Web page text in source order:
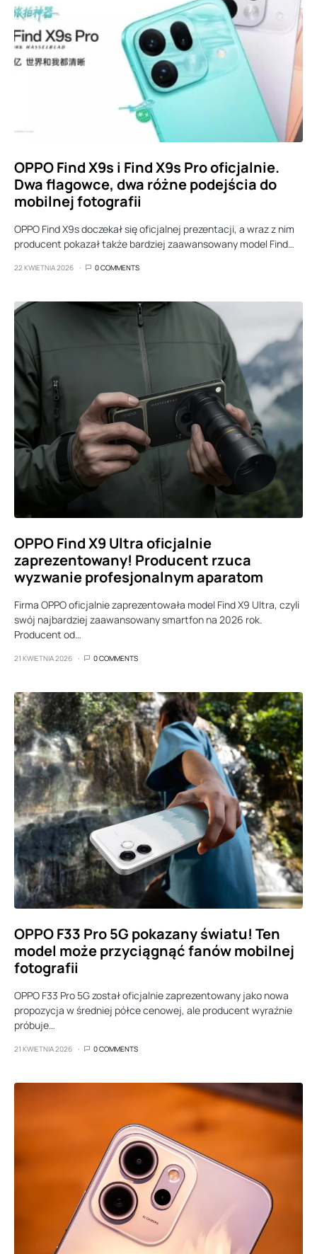
OPPO Find X9s i Find X9s Pro oficjalnie.
Dwa flagowce, dwa różne podejścia do
mobilnej fotografii
OPPO Find X9s doczekał się oficjalnej prezentacji, a wraz z nim
producent pokazał także bardziej zaawansowany model Find…
22 KWIETNIA 2026 0 COMMENTS
OPPO Find X9 Ultra oficjalnie
zaprezentowany! Producent rzuca
wyzwanie profesjonalnym aparatom
Firma OPPO oficjalnie zaprezentowała model Find X9 Ultra, czyli
swój najbardziej zaawansowany smartfon na 2026 rok.
Producent od…
21 KWIETNIA 2026 0 COMMENTS
OPPO F33 Pro 5G pokazany światu! Ten
model może przyciągnąć fanów mobilnej
fotografii
OPPO F33 Pro 5G został oficjalnie zaprezentowany jako nowa
propozycja w średniej półce cenowej, ale producent wyraźnie
próbuje…
21 KWIETNIA 2026 0 COMMENTS